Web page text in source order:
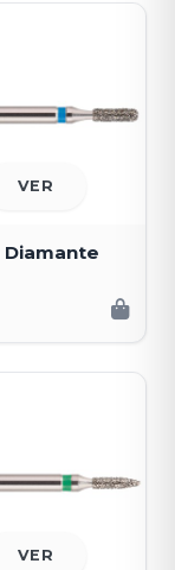
VER
Diamante
VER